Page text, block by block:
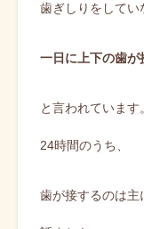
歯ぎしりをしてい
一日に上下の歯
と言われています。
24時間のうち、
歯が接するのは主